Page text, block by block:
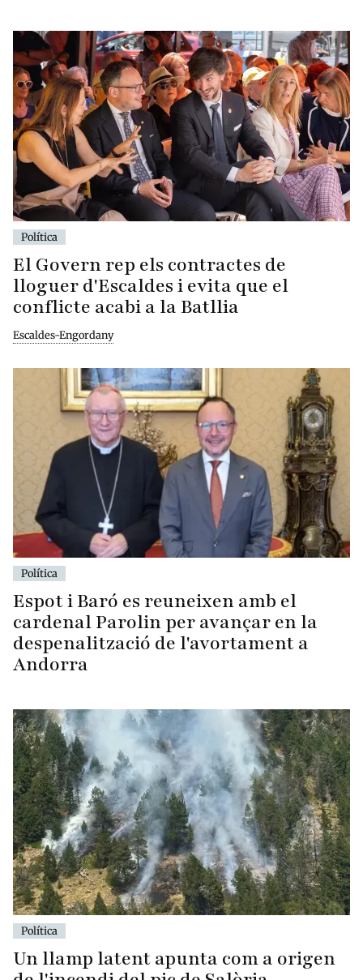
Política
El Govern rep els contractes de
lloguer d'Escaldes i evita que el
conflicte acabi a la Batllia
Escaldes-Engordany
Política
Espot i Baró es reuneixen amb el
cardenal Parolin per avançar en la
despenalització de l'avortament a
Andorra
Política
Un llamp latent apunta com a origen